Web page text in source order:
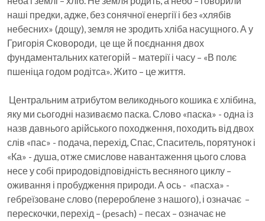
наші предки, адже, без сонячної енергії і без «хлябів
небесних» (дощу), земля не зродить хліба насущного. А у
Григорія Сковороди, це ще й поєднання двох
фундаментальних категорій – матерії і часу – «В полє
пшеніца годом родітса». Жито – це життя.
Центральним атрибутом великоднього кошика є хлібина,
яку ми сьогодні називаємо паска. Слово «паска» - одна із
назв давнього арійського походження, походить від двох
слів «пас» - подача, перехід, Спас, Спаситель, порятунок і
«Ка» - душа, отже смислове навантаження цього слова
несе у собі природовідповідність весняного циклу –
оживання і пробудження природи. А ось - «пасха» -
гебреїзоване слово (перероблене з нашого), і означає –
перескочки, перехід – (pesach) – песах – означає не